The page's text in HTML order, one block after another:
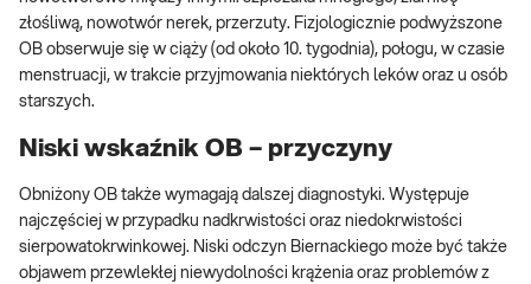
złośliwą, nowotwór nerek, przerzuty. Fizjologicznie podwyższone
OB obserwuje się w ciąży (od około 10. tygodnia), połogu, w czasie
menstruacji, w trakcie przyjmowania niektórych leków oraz u osób
starszych.
Niski wskaźnik OB – przyczyny
Obniżony OB także wymagają dalszej diagnostyki. Występuje
najczęściej w przypadku nadkrwistości oraz niedokrwistości
sierpowatokrwinkowej. Niski odczyn Biernackiego może być także
objawem przewlekłej niewydolności krążenia oraz problemów z